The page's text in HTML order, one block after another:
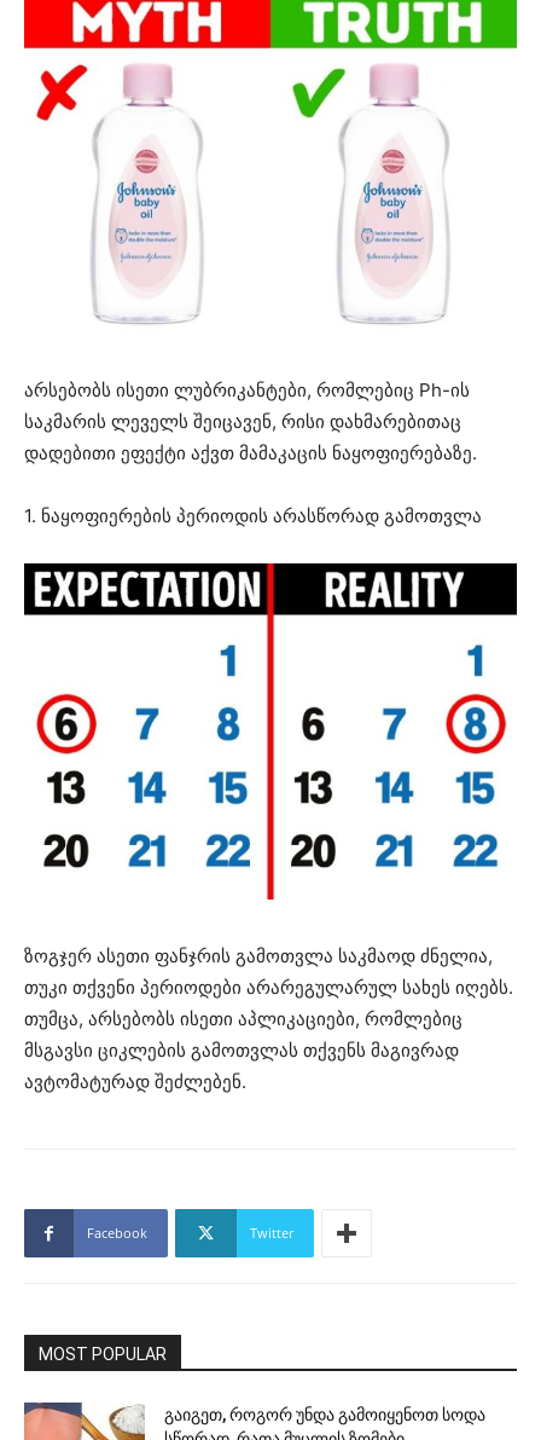
არსებობს ისეთი ლუბრიკანტები, რომლებიც Ph-ის
საკმარის ლეველს შეიცავენ, რისი დახმარებითაც
დადებითი ეფექტი აქვთ მამაკაცის ნაყოფიერებაზე.
1. ნაყოფიერების პერიოდის არასწორად გამოთვლა
ზოგჯერ ასეთი ფანჯრის გამოთვლა საკმაოდ ძნელია,
თუკი თქვენი პერიოდები არარეგულარულ სახეს იღებს.
თუმცა, არსებობს ისეთი აპლიკაციები, რომლებიც
მსგავსი ციკლების გამოთვლას თქვენს მაგივრად
ავტომატურად შეძლებენ.
Facebook Twitter
MOST POPULAR
გაიგეთ, როგორ უნდა გამოიყენოთ სოდა